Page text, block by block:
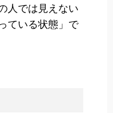
人では見えない
ている状態」で